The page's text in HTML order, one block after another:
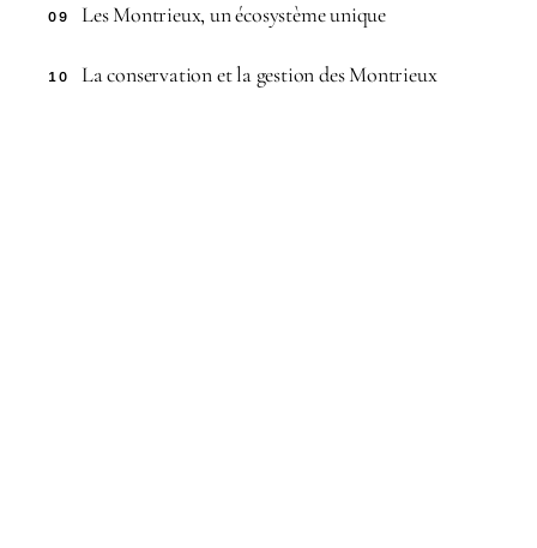
09 Les Montrieux, un écosystème unique
10 La conservation et la gestion des Montrieux